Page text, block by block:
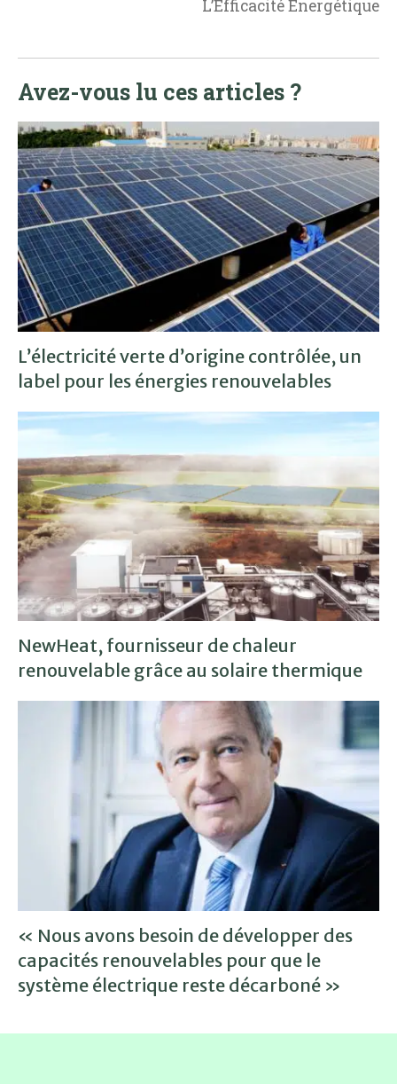
L’Efficacité Énergétique
Avez-vous lu ces articles ?
L’électricité verte d’origine contrôlée, un
label pour les énergies renouvelables
NewHeat, fournisseur de chaleur
renouvelable grâce au solaire thermique
« Nous avons besoin de développer des
capacités renouvelables pour que le
système électrique reste décarboné »